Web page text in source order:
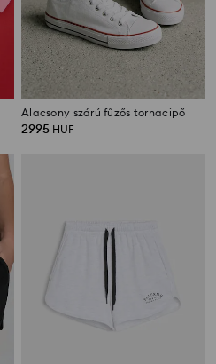
Alacsony szárú fűzős tornacipő
2995 HUF